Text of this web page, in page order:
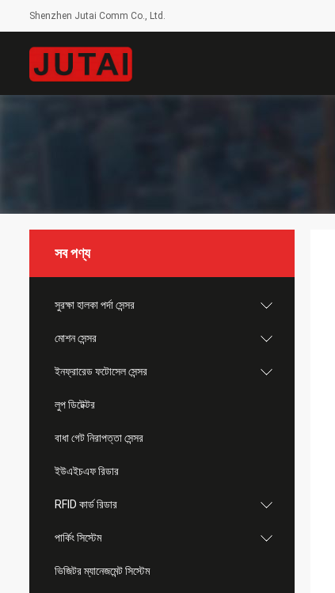
Shenzhen Jutai Comm Co., Ltd.
সব পণ্য
সুরক্ষা হালকা পর্দা সেন্সর
মোশন সেন্সর
ইনফ্রারেড ফটোসেল সেন্সর
লুপ ডিটেক্টর
বাধা গেট নিরাপত্তা সেন্সর
ইউএইচএফ রিডার
RFID কার্ড রিডার
পার্কিং সিস্টেম
ভিজিটর ম্যানেজমেন্ট সিস্টেম